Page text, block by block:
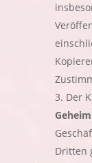
Der
Dritten